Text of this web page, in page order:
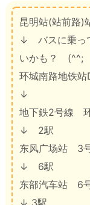
昆明站(站前路)
↓ バスに乗っ
いかも？ (^^;
环城南路地铁站
↓
地下鉄2号線
↓ 2駅
东风广场站 3
↓ 6駅
东部汽车站 6